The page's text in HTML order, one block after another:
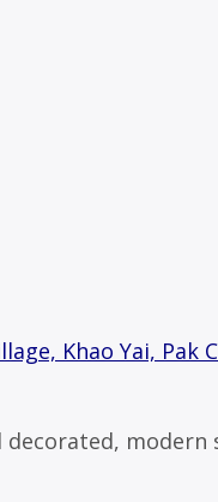
Khao Yai, Pak